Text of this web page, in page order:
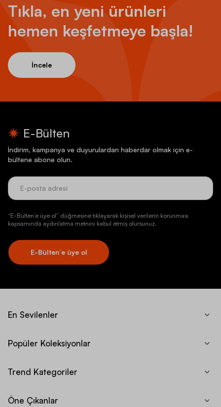
Tıkla, en yeni ürünleri
hemen keşfetmeye başla!
İncele
E-Bülten
İndirim, kampanya ve duyurulardan haberdar olmak için e-
bültene abone olun.
“E-Bülten’e üye ol” düğmesine tıklayarak kişisel verilerin korunması
kapsamında aydınlatma metnini kabul etmiş olursunuz.
E-Bülten’e üye ol
En Sevilenler
Popüler Koleksiyonlar
Trend Kategoriler
Öne Çıkanlar